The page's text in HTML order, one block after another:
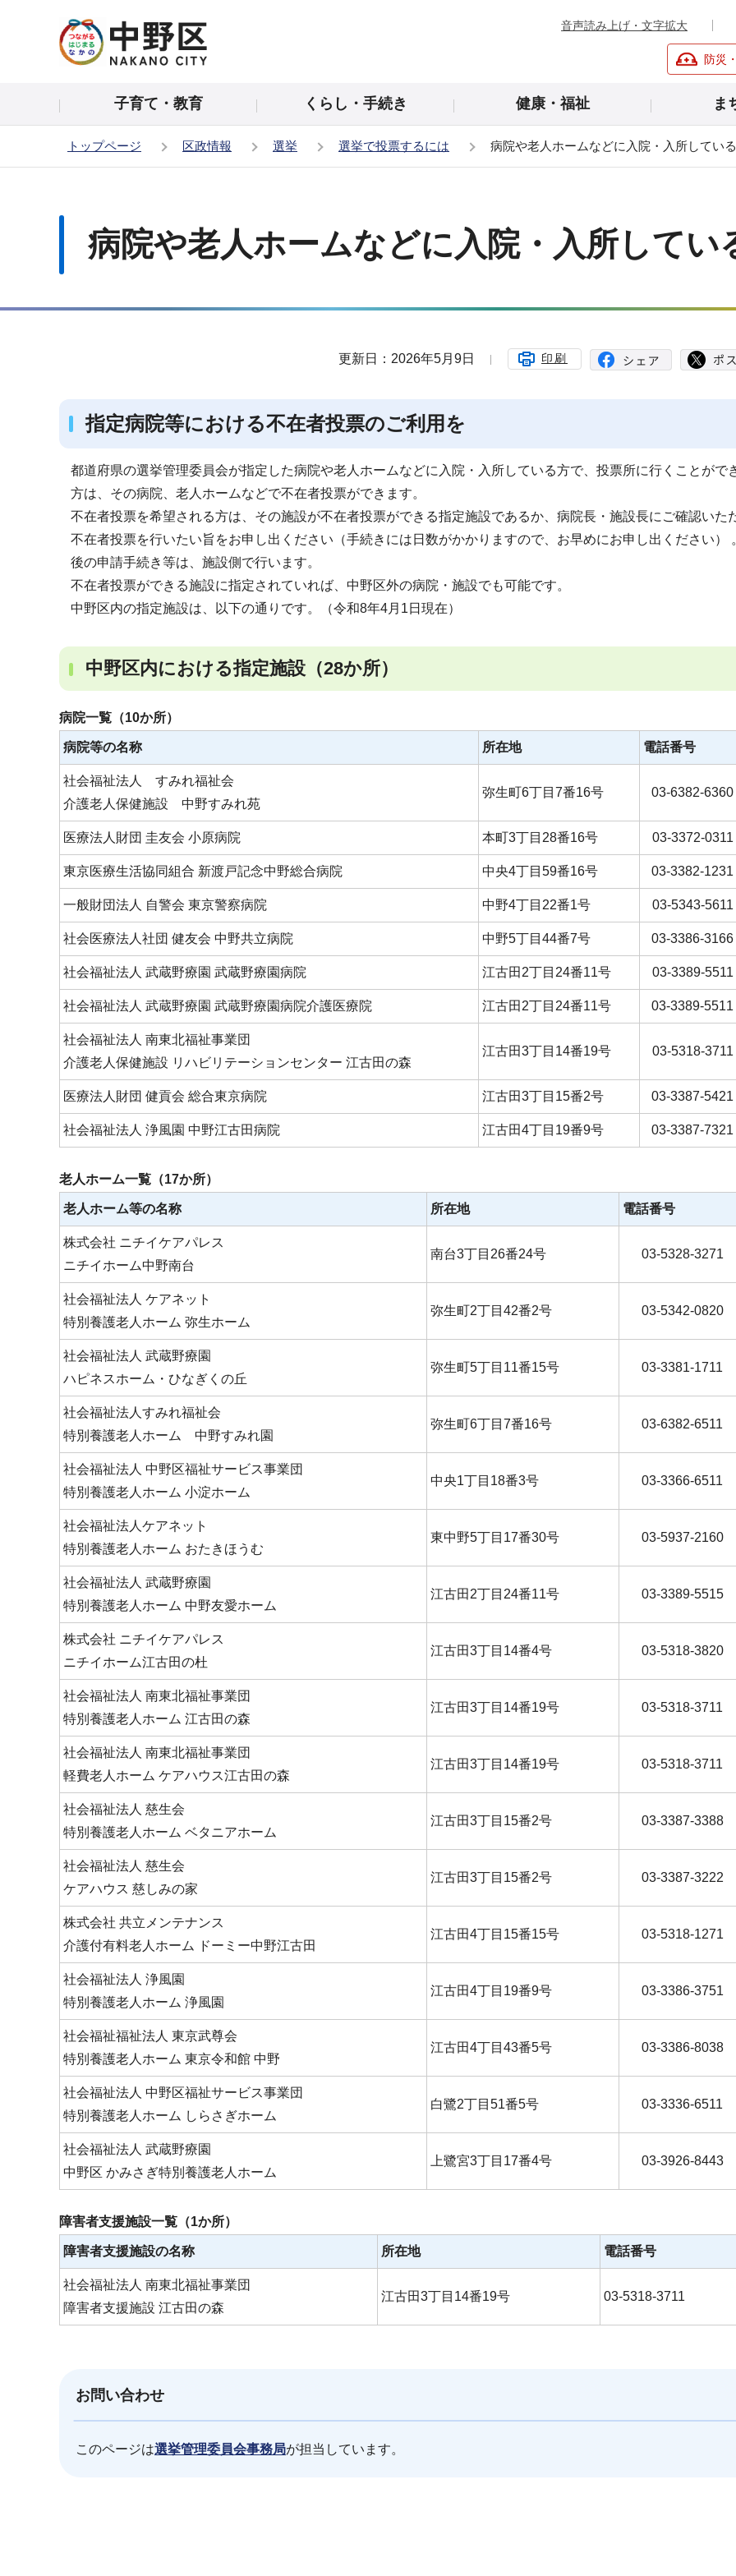
の
頭
音声読み上げ・文字拡大
防災
子育て・教育 くらし・手続き 健康・福祉 ま
トップページ 区政情報 選挙 選挙で投票するには 病院や老人ホームなどに入院・入所してい
病院や老人ホームなどに入院・入所してい
更新日：2026年5月9日 印刷
指定病院等における不在者投票のご利用を
都道府県の選挙管理委員会が指定した病院や老人ホームなどに入院・入所している方で、投票所に行くことがで
方は、その病院、老人ホームなどで不在者投票ができます。
不在者投票を希望される方は、その施設が不在者投票ができる指定施設であるか、病院長・施設長にご確認いた
不在者投票を行いたい旨をお申し出ください（手続きには日数がかかりますので、お早めにお申し出ください）
後の申請手続き等は、施設側で行います。
不在者投票ができる施設に指定されていれば、中野区外の病院・施設でも可能です。
中野区内の指定施設は、以下の通りです。（令和8年4月1日現在）
中野区内における指定施設（28か所）
病院一覧（10か所）
病院等の名称 所在地 電話番号
社会福祉法人 すみれ福祉会
介護老人保健施設 中野すみれ苑
弥生町6丁目7番16号 03-6382-6360
医療法人財団 圭友会 小原病院 本町3丁目28番16号 03-3372-0311
東京医療生活協同組合 新渡戸記念中野総合病院 中央4丁目59番16号 03-3382-1231
一般財団法人 自警会 東京警察病院 中野4丁目22番1号 03-5343-5611
社会医療法人社団 健友会 中野共立病院 中野5丁目44番7号 03-3386-3166
社会福祉法人 武蔵野療園 武蔵野療園病院 江古田2丁目24番11号 03-3389-5511
社会福祉法人 武蔵野療園 武蔵野療園病院介護医療院 江古田2丁目24番11号 03‐3389‐5511
社会福祉法人 南東北福祉事業団
介護老人保健施設 リハビリテーションセンター 江古田の森
江古田3丁目14番19号 03-5318-3711
医療法人財団 健貢会 総合東京病院 江古田3丁目15番2号 03-3387-5421
社会福祉法人 浄風園 中野江古田病院 江古田4丁目19番9号 03-3387-7321
老人ホーム一覧（17か所）
老人ホーム等の名称 所在地 電話番号
株式会社 ニチイケアパレス
ニチイホーム中野南台
南台3丁目26番24号 03-5328-3271
社会福祉法人 ケアネット
特別養護老人ホーム 弥生ホーム
弥生町2丁目42番2号 03-5342-0820
社会福祉法人 武蔵野療園
ハピネスホーム・ひなぎくの丘
弥生町5丁目11番15号 03-3381-1711
社会福祉法人すみれ福祉会
特別養護老人ホーム 中野すみれ園
弥生町6丁目7番16号 03-6382-6511
社会福祉法人 中野区福祉サービス事業団
特別養護老人ホーム 小淀ホーム
中央1丁目18番3号 03-3366-6511
社会福祉法人ケアネット
特別養護老人ホーム おたきほうむ
東中野5丁目17番30号 03-5937-2160
社会福祉法人 武蔵野療園
特別養護老人ホーム 中野友愛ホーム
江古田2丁目24番11号 03-3389-5515
株式会社 ニチイケアパレス
ニチイホーム江古田の杜
江古田3丁目14番4号 03-5318-3820
社会福祉法人 南東北福祉事業団
特別養護老人ホーム 江古田の森
江古田3丁目14番19号 03-5318-3711
社会福祉法人 南東北福祉事業団
軽費老人ホーム ケアハウス江古田の森
江古田3丁目14番19号 03-5318-3711
社会福祉法人 慈生会
特別養護老人ホーム ベタニアホーム
江古田3丁目15番2号 03-3387-3388
社会福祉法人 慈生会
ケアハウス 慈しみの家
江古田3丁目15番2号 03-3387-3222
株式会社 共立メンテナンス
介護付有料老人ホーム ドーミー中野江古田
江古田4丁目15番15号 03-5318-1271
社会福祉法人 浄風園
特別養護老人ホーム 浄風園
江古田4丁目19番9号 03-3386-3751
社会福祉福祉法人 東京武尊会
特別養護老人ホーム 東京令和館 中野
江古田4丁目43番5号 03‐3386‐8038
社会福祉法人 中野区福祉サービス事業団
特別養護老人ホーム しらさぎホーム
白鷺2丁目51番5号 03-3336-6511
社会福祉法人 武蔵野療園
中野区 かみさぎ特別養護老人ホーム
上鷺宮3丁目17番4号 03-3926-8443
障害者支援施設一覧（1か所）
障害者支援施設の名称 所在地 電話番号
社会福祉法人 南東北福祉事業団
障害者支援施設 江古田の森
江古田3丁目14番19号 03-5318-3711
お問い合わせ
このページは選挙管理委員会事務局が担当しています。
ー
シ
ョ
ン
こ
こ
か